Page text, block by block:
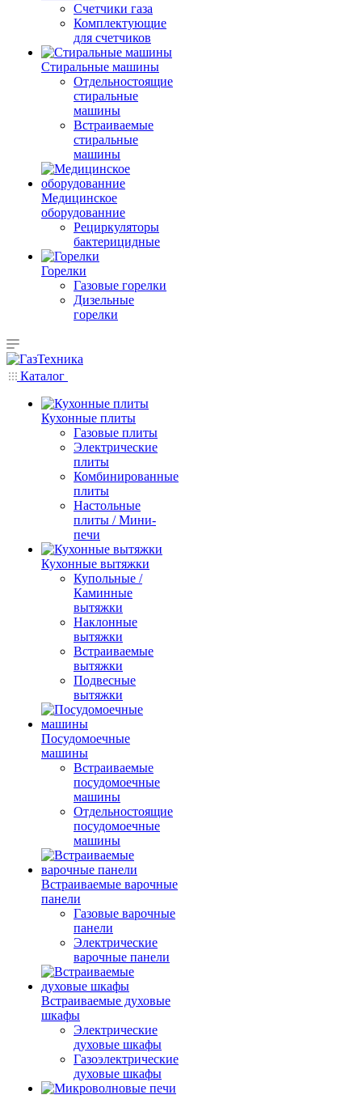
Счетчики газа
Комплектующие
для счетчиков
Стиральные машины
Отдельностоящие
стиральные
машины
Встраиваемые
стиральные
машины
Медицинское
оборудованние
Рециркуляторы
бактерицидные
Горелки
Газовые горелки
Дизельные
горелки
Каталог
Кухонные плиты
Газовые плиты
Электрические
плиты
Комбинированные
плиты
Настольные
плиты / Мини-
печи
Кухонные вытяжки
Купольные /
Каминные
вытяжки
Наклонные
вытяжки
Встраиваемые
вытяжки
Подвесные
вытяжки
Посудомоечные
машины
Встраиваемые
посудомоечные
машины
Отдельностоящие
посудомоечные
машины
Встраиваемые варочные
панели
Газовые варочные
панели
Электрические
варочные панели
Встраиваемые духовые
шкафы
Электрические
духовые шкафы
Газоэлектрические
духовые шкафы